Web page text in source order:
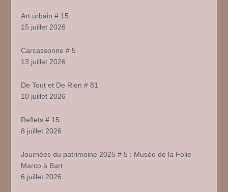
Art urbain # 15
15 juillet 2026
Carcassonne # 5
13 juillet 2026
De Tout et De Rien # 81
10 juillet 2026
Reflets # 15
8 juillet 2026
Journées du patrimoine 2025 # 5 : Musée de la Folie
Marco à Barr
6 juillet 2026